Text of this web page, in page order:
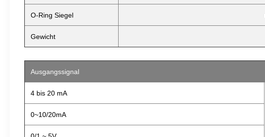
O-Ring Siegel
Gewicht
Ausgangssignal
4 bis 20 mA
0~10/20mA